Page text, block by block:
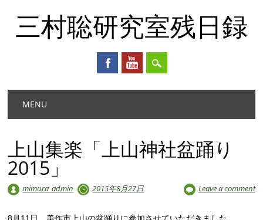
三村聡研究室残日録
Main menu
MENU
上山集楽「上山神社盆踊り
2015」
mimura_admin 2015年8月27日 Leave a comment